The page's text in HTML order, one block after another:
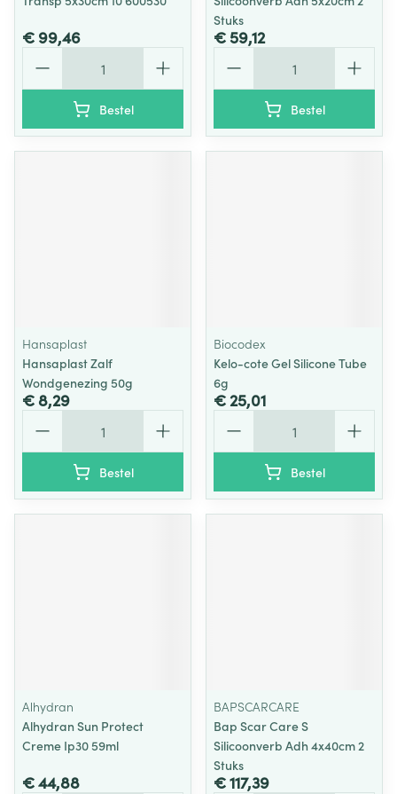
€ 99,46
Bestel
Stuks
€ 59,12
Bestel
Hansaplast
Hansaplast Zalf
Wondgenezing 50g
€ 8,29
Bestel
Biocodex
Kelo-cote Gel Silicone Tube
6g
€ 25,01
Bestel
Alhydran
Alhydran Sun Protect
Creme Ip30 59ml
€ 44,88
BAPSCARCARE
Bap Scar Care S
Silicoonverb Adh 4x40cm 2
Stuks
€ 117,39